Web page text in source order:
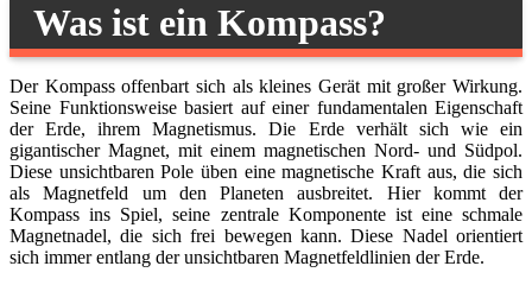
Was ist ein Kompass?
Der Kompass offenbart sich als kleines Gerät mit großer Wirkung.
Seine Funktionsweise basiert auf einer fundamentalen Eigenschaft
der Erde, ihrem Magnetismus. Die Erde verhält sich wie ein
gigantischer Magnet, mit einem magnetischen Nord- und Südpol.
Diese unsichtbaren Pole üben eine magnetische Kraft aus, die sich
als Magnetfeld um den Planeten ausbreitet. Hier kommt der
Kompass ins Spiel, seine zentrale Komponente ist eine schmale
Magnetnadel, die sich frei bewegen kann. Diese Nadel orientiert
sich immer entlang der unsichtbaren Magnetfeldlinien der Erde.